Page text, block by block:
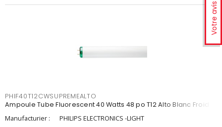
Votre avis
PHIF40T12CWSUPREMEALTO
Ampoule Tube Fluorescent 40 Watts 48 po T12 Alto Blanc Froid
Manufacturier :
PHILIPS ELECTRONICS -LIGHT